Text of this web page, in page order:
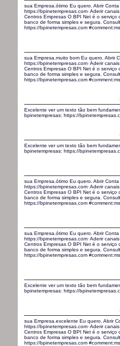
sua Empresa.ótimo Eu quero. Abrir
https://bpinetempresas.com· Aderir
Centros Empresas O BPI Net é o
banco de forma simples e segura.
https://bpinetempresas.com
sua Empresa.muito bom Eu quero. Abrir
https://bpinetempresas.com· Aderir
Centros Empresas O BPI Net é o
banco de forma simples e segura.
https://bpinetempresas.com
Excelente ver um texto tão bem
bpinetempresas: https://
Excelente ver um texto tão bem
bpinetempresas: https://
sua Empresa.ótimo Eu quero. Abrir
https://bpinetempresas.com· Aderir
Centros Empresas O BPI Net é o
banco de forma simples e segura.
https://bpinetempresas.com
sua Empresa.ótimo Eu quero. Abrir
https://bpinetempresas.com· Aderir
Centros Empresas O BPI Net é o
banco de forma simples e segura.
https://bpinetempresas.com
Excelente ver um texto tão bem
bpinetempresas: https://
sua Empresa.excelente Eu quero. Abrir
https://bpinetempresas.com· Aderir
Centros Empresas O BPI Net é o
banco de forma simples e segura.
https://bpinetempresas.com